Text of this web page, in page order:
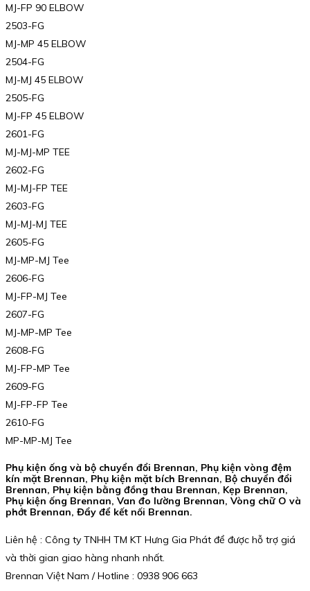
MJ-FP 90 ELBOW
2503-FG
MJ-MP 45 ELBOW
2504-FG
MJ-MJ 45 ELBOW
2505-FG
MJ-FP 45 ELBOW
2601-FG
MJ-MJ-MP TEE
2602-FG
MJ-MJ-FP TEE
2603-FG
MJ-MJ-MJ TEE
2605-FG
MJ-MP-MJ Tee
2606-FG
MJ-FP-MJ Tee
2607-FG
MJ-MP-MP Tee
2608-FG
MJ-FP-MP Tee
2609-FG
MJ-FP-FP Tee
2610-FG
MP-MP-MJ Tee
Phụ kiện ống và bộ chuyển đổi Brennan, Phụ kiện vòng đệm
kín mặt Brennan, Phụ kiện mặt bích Brennan, Bộ chuyển đổi
Brennan, Phụ kiện bằng đồng thau Brennan, Kẹp Brennan,
Phụ kiện ống Brennan, Van đo lường Brennan, Vòng chữ O và
phớt Brennan, Đẩy để kết nối Brennan.
Liên hệ : Công ty TNHH TM KT Hưng Gia Phát để được hỗ trợ giá
và thời gian giao hàng nhanh nhất.
Brennan Việt Nam / Hotline : 0938 906 663